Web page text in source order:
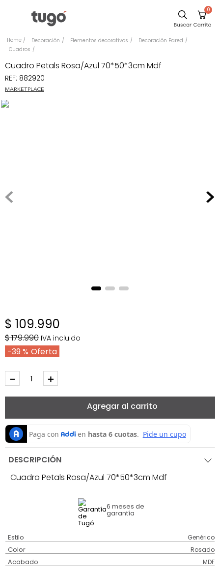
0
Decoración Elementos decorativos
Decoración Pared
Cuadros
Cuadro Petals Rosa/Azul 70*50*3cm Mdf
REF: 882920
MARKETPLACE
$ 109.990
$179.990 IVA incluido
39 %
＋
－
Agregar al carrito
DESCRIPCIÓN
Cuadro Petals Rosa/Azul 70*50*3cm Mdf
6 meses de
garantía
Estilo Genérico
Color Rosado
Acabado MDF
Comedor
Escritorio
Silla